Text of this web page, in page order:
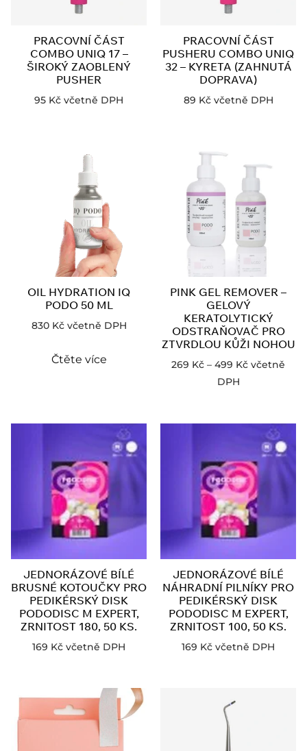
PRACOVNÍ ČÁST
COMBO UNIQ 17 –
ŠIROKÝ ZAOBLENÝ
PUSHER
95 Kč včetně DPH
PRACOVNÍ ČÁST
PUSHERU COMBO UNIQ
32 – KYRETA (ZAHNUTÁ
DOPRAVA)
89 Kč včetně DPH
OIL HYDRATION IQ
PODO 50 ML
830 Kč včetně DPH
Čtěte více
PINK GEL REMOVER –
GELOVÝ
KERATOLYTICKÝ
ODSTRAŇOVAČ PRO
ZTVRDLOU KŮŽI NOHOU
269 Kč – 499 Kč včetně
DPH
JEDNORÁZOVÉ BÍLÉ
BRUSNÉ KOTOUČKY PRO
PEDIKÉRSKÝ DISK
PODODISC M EXPERT,
ZRNITOST 180, 50 KS.
169 Kč včetně DPH
JEDNORÁZOVÉ BÍLÉ
NÁHRADNÍ PILNÍKY PRO
PEDIKÉRSKÝ DISK
PODODISC M EXPERT,
ZRNITOST 100, 50 KS.
169 Kč včetně DPH